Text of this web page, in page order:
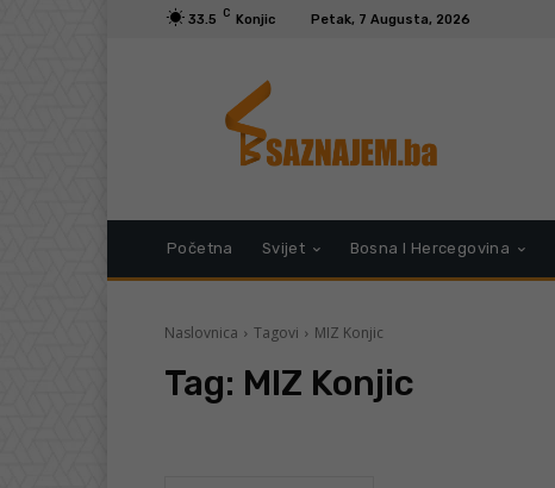
33.5 C Konjic Petak, 7 Augusta, 2026
Početna Svijet Bosna I Hercegovina
Naslovnica Tagovi MIZ Konjic
Tag: MIZ Konjic